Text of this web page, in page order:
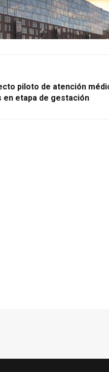
piloto de atención
etapa de gestación